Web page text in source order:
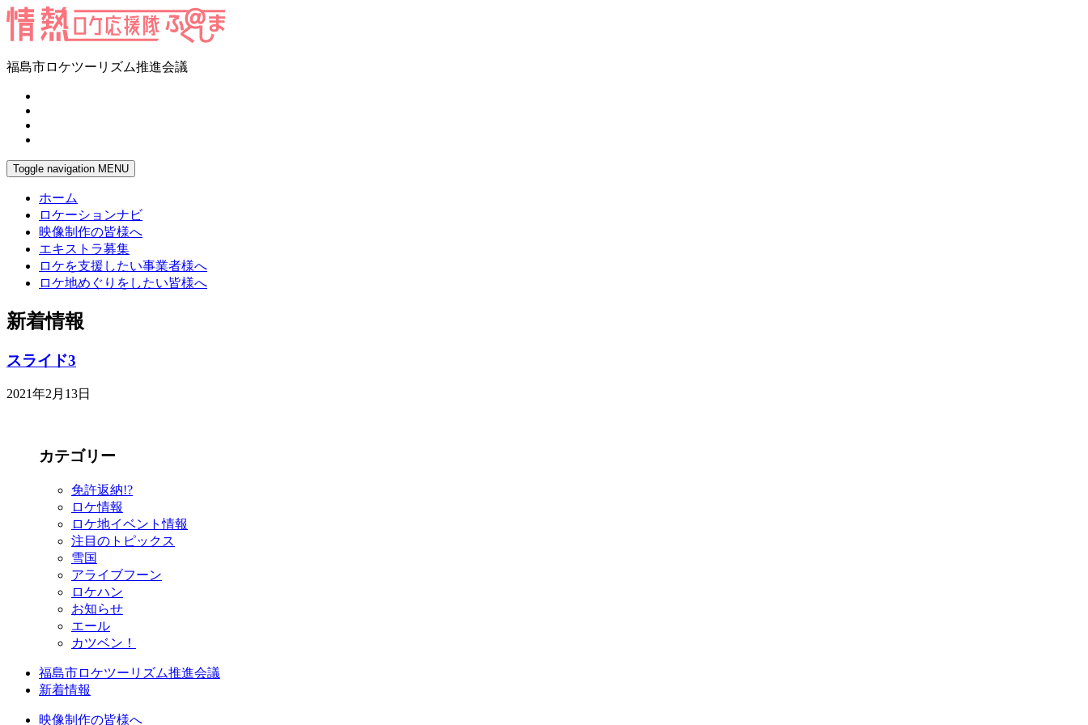
福島市ロケツーリズム推進会議
Toggle navigation MENU
ホーム
ロケーションナビ
映像制作の皆様へ
エキストラ募集
ロケを支援したい事業者様へ
ロケ地めぐりをしたい皆様へ
新着情報
スライド3
2021年2月13日
カテゴリー
免許返納!?
ロケ情報
ロケ地イベント情報
注目のトピックス
雪国
アライブフーン
ロケハン
お知らせ
エール
カツベン！
福島市ロケツーリズム推進会議
新着情報
映像制作の皆様へ